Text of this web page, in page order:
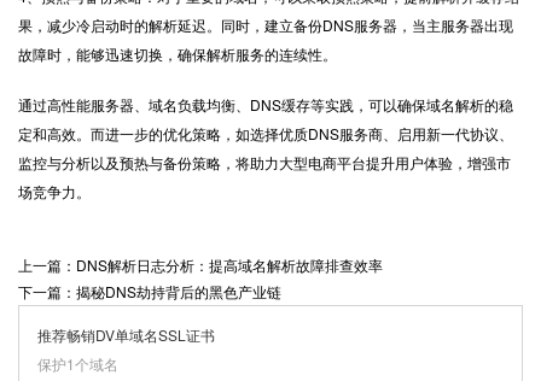
果，减少冷启动时的解析延迟。同时，建立备份DNS服务器，当主服务器出现
故障时，能够迅速切换，确保解析服务的连续性。
通过高性能服务器、域名负载均衡、DNS缓存等实践，可以确保域名解析的稳
定和高效。而进一步的优化策略，如选择优质DNS服务商、启用新一代协议、
监控与分析以及预热与备份策略，将助力大型电商平台提升用户体验，增强市
场竞争力。
上一篇：DNS解析日志分析：提高域名解析故障排查效率
下一篇：揭秘DNS劫持背后的黑色产业链
推荐畅销DV单域名SSL证书
保护1个域名